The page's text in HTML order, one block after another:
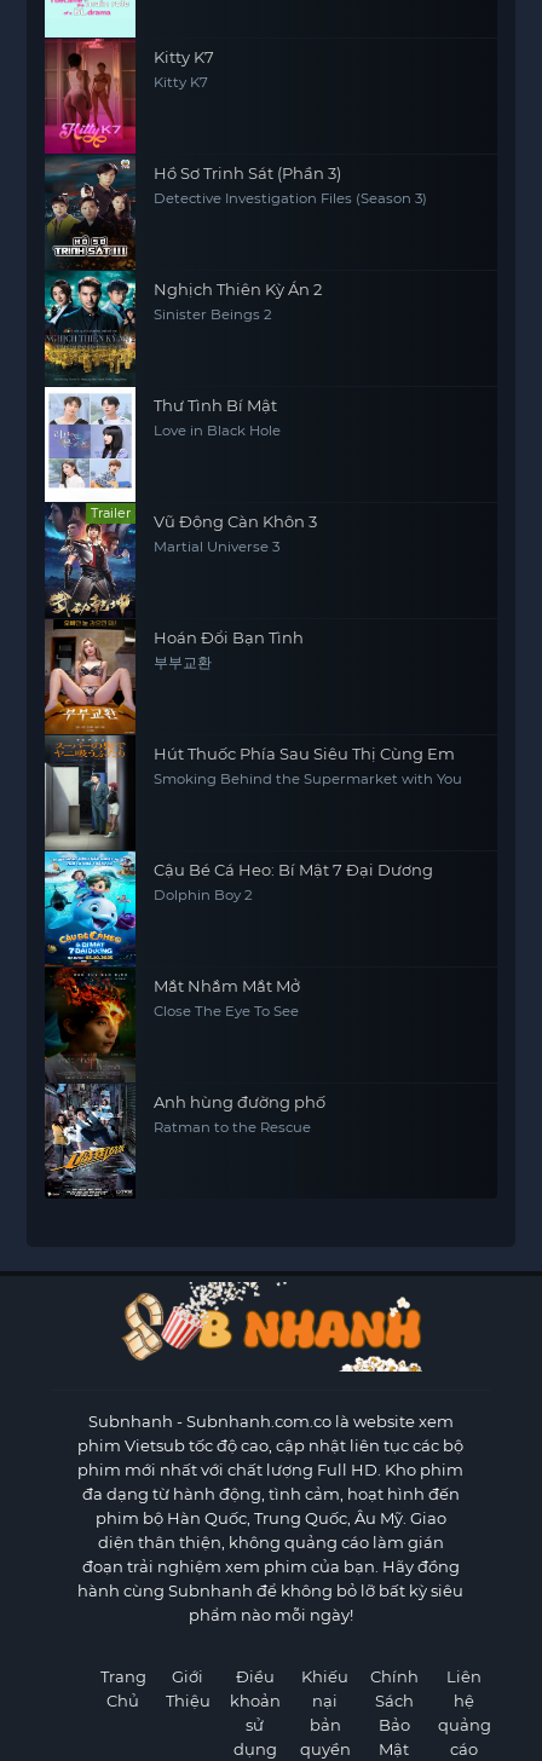
Kitty K7
Kitty K7
Hồ Sơ Trinh Sát (Phần 3)
Detective Investigation Files (Season 3)
Nghịch Thiên Kỳ Án 2
Sinister Beings 2
Thư Tình Bí Mật
Love in Black Hole
Trailer Vũ Động Càn Khôn 3
Martial Universe 3
Hoán Đổi Bạn Tình
부부교환
Hút Thuốc Phía Sau Siêu Thị Cùng Em
Smoking Behind the Supermarket with You
Cậu Bé Cá Heo: Bí Mật 7 Đại Dương
Dolphin Boy 2
Mắt Nhắm Mắt Mở
Close The Eye To See
Anh hùng đường phố
Ratman to the Rescue
Subnhanh - Subnhanh.com.co là website xem
phim Vietsub tốc độ cao, cập nhật liên tục các bộ
phim mới nhất với chất lượng Full HD. Kho phim
đa dạng từ hành động, tình cảm, hoạt hình đến
phim bộ Hàn Quốc, Trung Quốc, Âu Mỹ. Giao
diện thân thiện, không quảng cáo làm gián
đoạn trải nghiệm xem phim của bạn. Hãy đồng
hành cùng Subnhanh để không bỏ lỡ bất kỳ siêu
phẩm nào mỗi ngày!
Trang
Chủ
Giới
Thiệu
Điều
khoản
sử
dụng
Khiếu
nại
bản
quyền
Chính
Sách
Bảo
Mật
Liên
hệ
quảng
cáo